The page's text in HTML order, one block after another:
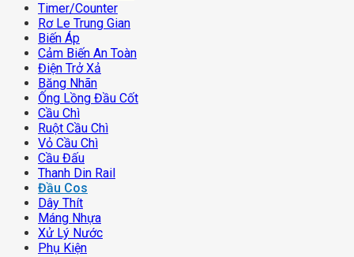
Timer/counter
Rơ Le Trung Gian
Biến Áp
Cảm Biến An Toàn
Điện Trở Xả
Băng Nhãn
Ống Lồng Đầu Cốt
Cầu Chì
Ruột Cầu Chì
Vỏ Cầu Chì
Cầu Đấu
Thanh Din Rail
Đầu Cos
Dây Thít
Máng Nhựa
Xử Lý Nước
Phụ Kiện